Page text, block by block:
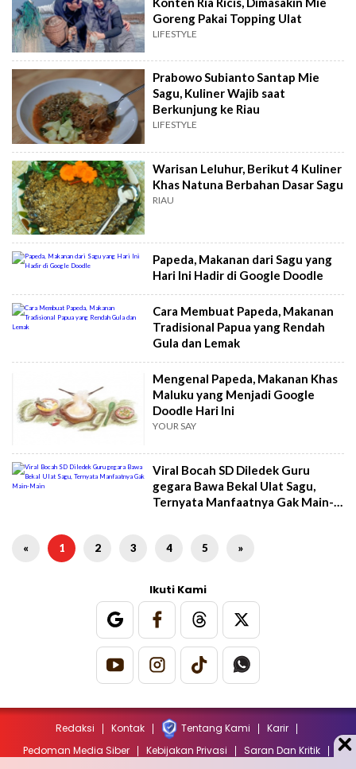
Goreng Pakai Topping Ulat
LIFESTYLE
Prabowo Subianto Santap Mie
Sagu, Kuliner Wajib saat
Berkunjung ke Riau
LIFESTYLE
Warisan Leluhur, Berikut 4 Kuliner
Khas Natuna Berbahan Dasar Sagu
RIAU
Papeda, Makanan dari Sagu yang
Hari Ini Hadir di Google Doodle
Cara Membuat Papeda, Makanan
Tradisional Papua yang Rendah
Gula dan Lemak
Mengenal Papeda, Makanan Khas
Maluku yang Menjadi Google
Doodle Hari Ini
YOUR SAY
Viral Bocah SD Diledek Guru
gegara Bawa Bekal Ulat Sagu,
Ternyata Manfaatnya Gak Main-
« 1 2 3 4 5 »
Ikuti Kami
Redaksi Kontak Tentang Kami
Karir
Pedoman Media Siber
Kebijakan Privasi
Saran Dan Kritik